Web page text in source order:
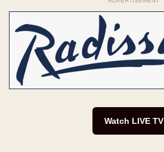
Watch LIVE TV